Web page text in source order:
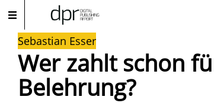
Sebastian Esser
Wer zahlt schon
Belehrung?